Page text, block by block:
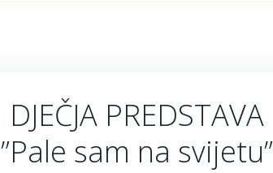
DJEČJA PREDSTAVA
”Pale sam na svijetu”